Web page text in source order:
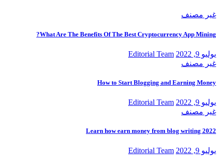
غير مصنف
What Are The Benefits Of The Best Cryptocurrency App Mining?
يوليو 9, 2022
Editorial Team
غير مصنف
How to Start Blogging and Earning Money
يوليو 9, 2022
Editorial Team
غير مصنف
Learn how earn money from blog writing 2022
يوليو 9, 2022 Editorial Team